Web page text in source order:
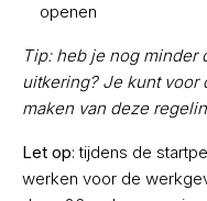
openen
Tip: heb je nog minder
uitkering? Je kunt voor
maken van deze
Let op: tijdens de
werken voor de